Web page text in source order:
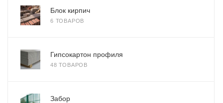
Блок кирпич
6 ТОВАРОВ
Гипсокартон профиля
48 ТОВАРОВ
Забор